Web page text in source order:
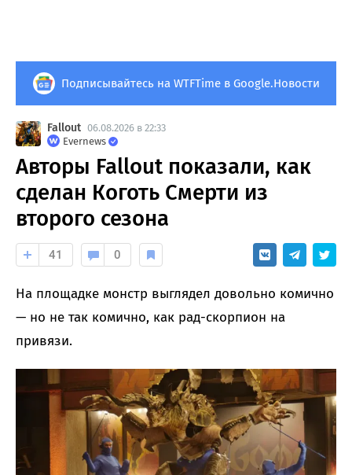
Подписывайтесь на WTFTime в Google.Новости
Fallout 06.08.2026 в 22:33
Evernews
Авторы Fallout показали, как
сделан Коготь Смерти из
второго сезона
41 0
На площадке монстр выглядел довольно комично
— но не так комично, как рад-скорпион на
привязи.